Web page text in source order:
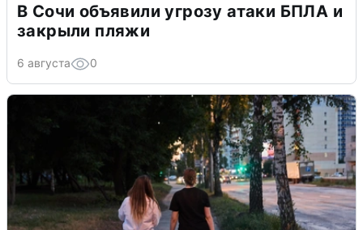
В Сочи объявили угрозу атаки БПЛА и
закрыли пляжи
6 августа 0